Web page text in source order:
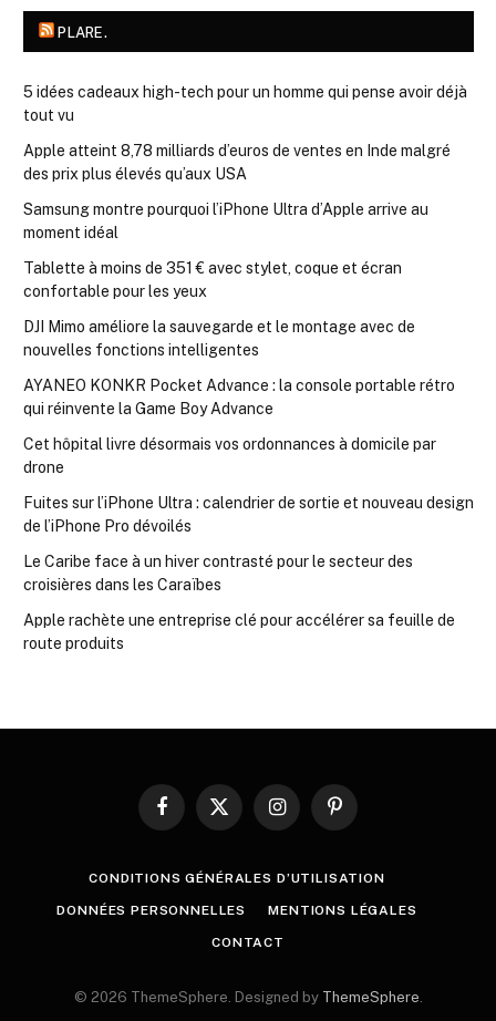
PLARE.
5 idées cadeaux high-tech pour un homme qui pense avoir déjà
tout vu
Apple atteint 8,78 milliards d’euros de ventes en Inde malgré
des prix plus élevés qu’aux USA
Samsung montre pourquoi l’iPhone Ultra d’Apple arrive au
moment idéal
Tablette à moins de 351 € avec stylet, coque et écran
confortable pour les yeux
DJI Mimo améliore la sauvegarde et le montage avec de
nouvelles fonctions intelligentes
AYANEO KONKR Pocket Advance : la console portable rétro
qui réinvente la Game Boy Advance
Cet hôpital livre désormais vos ordonnances à domicile par
drone
Fuites sur l’iPhone Ultra : calendrier de sortie et nouveau design
de l’iPhone Pro dévoilés
Le Caribe face à un hiver contrasté pour le secteur des
croisières dans les Caraïbes
Apple rachète une entreprise clé pour accélérer sa feuille de
route produits
Facebook
X
InstagramPinterest
CONDITIONS GÉNÉRALES D’UTILISATION
DONNÉES PERSONNELLES MENTIONS LÉGALES
CONTACT
© 2026 ThemeSphere. Designed by ThemeSphere.